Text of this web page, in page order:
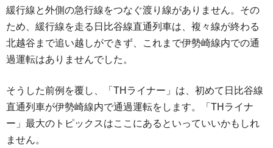
緩行線と外側の急行線をつなぐ渡り線がありません。その
ため、緩行線を走る日比谷線直通列車は、複々線が終わる
北越谷まで追い越しができず、これまで伊勢崎線内での通
過運転はありませんでした。
そうした前例を覆し、「THライナー」は、初めて日比谷線
直通列車が伊勢崎線内で通過運転をします。「THライナ
ー」最大のトピックスはここにあるといっていいかもしれ
ません。